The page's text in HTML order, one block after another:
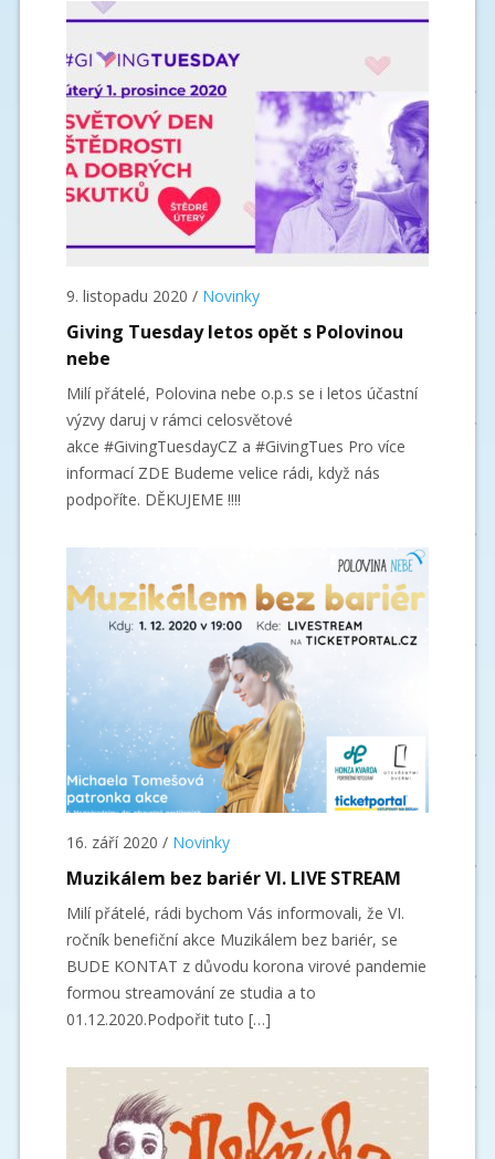
9. listopadu 2020 / Novinky
Giving Tuesday letos opět s Polovinou
nebe
Milí přátelé, Polovina nebe o.p.s se i letos účastní
výzvy daruj v rámci celosvětové
akce #GivingTuesdayCZ a #GivingTues Pro více
informací ZDE Budeme velice rádi, když nás
podpoříte. DĚKUJEME !!!!
16. září 2020 / Novinky
Muzikálem bez bariér VI. LIVE STREAM
Milí přátelé, rádi bychom Vás informovali, že VI.
ročník benefiční akce Muzikálem bez bariér, se
BUDE KONTAT z důvodu korona virové pandemie
formou streamování ze studia a to
01.12.2020.Podpořit tuto […]